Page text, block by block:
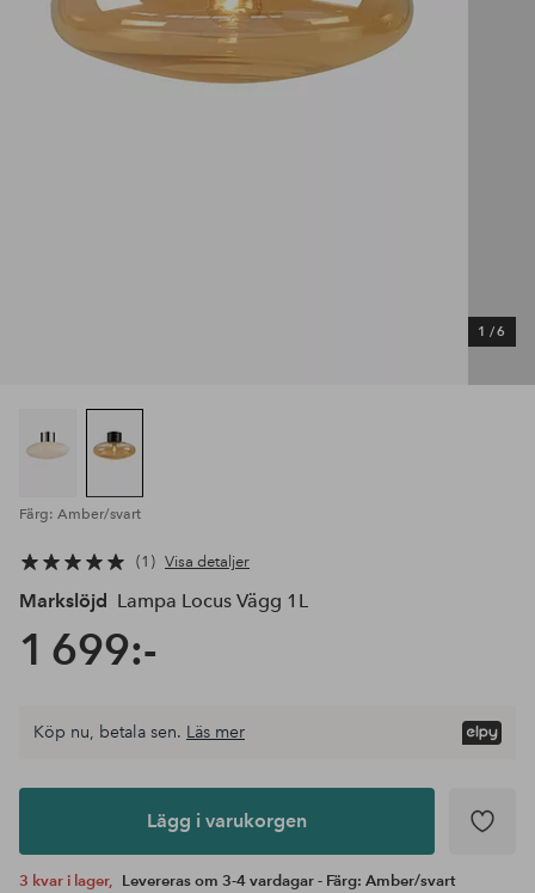
1 /6
Färg: Amber/svart
1 Visa detaljer
Markslöjd Lampa Locus Vägg 1L
1 699:-
Lägg i
Köp nu, betala sen. Läs mer
Lägg i varukorgen
3 kvar i lager, Levereras om 3-4 vardagar - Färg: Amber/svart